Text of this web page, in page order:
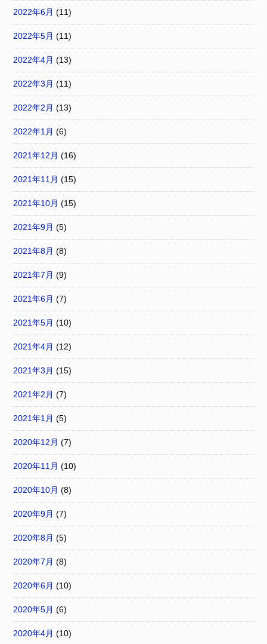
2022年6月 (11)
2022年5月 (11)
2022年4月 (13)
2022年3月 (11)
2022年2月 (13)
2022年1月 (6)
2021年12月 (16)
2021年11月 (15)
2021年10月 (15)
2021年9月 (5)
2021年8月 (8)
2021年7月 (9)
2021年6月 (7)
2021年5月 (10)
2021年4月 (12)
2021年3月 (15)
2021年2月 (7)
2021年1月 (5)
2020年12月 (7)
2020年11月 (10)
2020年10月 (8)
2020年9月 (7)
2020年8月 (5)
2020年7月 (8)
2020年6月 (10)
2020年5月 (6)
2020年4月 (10)